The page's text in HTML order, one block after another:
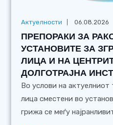
Актуелности 06.08.2026
ПРЕПОРАКИ ЗА
УСТАНОВИТЕ ЗА
ЛИЦА И НА
ДОЛГОТРАЈНА
Во услови на
лица сместени во
грижа се меѓу